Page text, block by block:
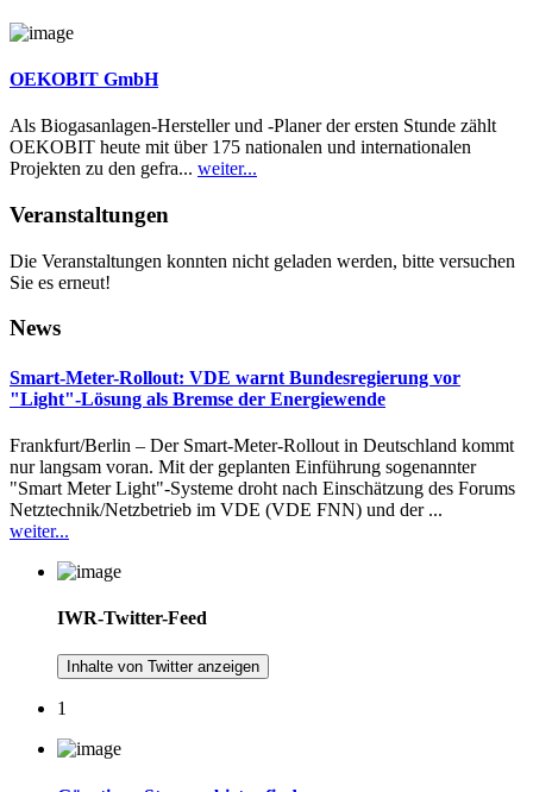
OEKOBIT GmbH
Als Biogasanlagen-Hersteller und -Planer der ersten Stunde zählt
OEKOBIT heute mit über 175 nationalen und internationalen
Projekten zu den gefra... weiter...
Veranstaltungen
Die Veranstaltungen konnten nicht geladen werden, bitte versuchen
Sie es erneut!
News
Smart-Meter-Rollout: VDE warnt Bundesregierung vor
"Light"-Lösung als Bremse der Energiewende
Frankfurt/Berlin – Der Smart-Meter-Rollout in Deutschland kommt
nur langsam voran. Mit der geplanten Einführung sogenannter
"Smart Meter Light"-Systeme droht nach Einschätzung des Forums
Netztechnik/Netzbetrieb im VDE (VDE FNN) und der ...
weiter...
IWR-Twitter-Feed
Inhalte von Twitter anzeigen
1